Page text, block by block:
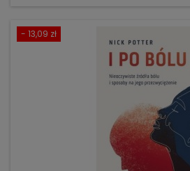
- 13,09 zł